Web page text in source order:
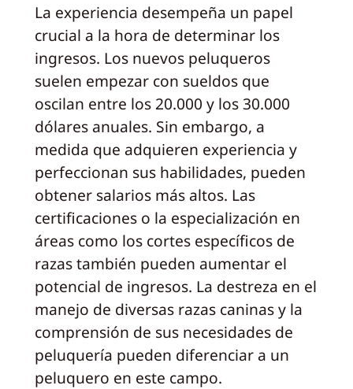
La experiencia desempeña un papel
crucial a la hora de determinar los
ingresos. Los nuevos peluqueros
suelen empezar con sueldos que
oscilan entre los 20.000 y los 30.000
dólares anuales. Sin embargo, a
medida que adquieren experiencia y
perfeccionan sus habilidades, pueden
obtener salarios más altos. Las
certificaciones o la especialización en
áreas como los cortes específicos de
razas también pueden aumentar el
potencial de ingresos. La destreza en el
manejo de diversas razas caninas y la
comprensión de sus necesidades de
peluquería pueden diferenciar a un
peluquero en este campo.